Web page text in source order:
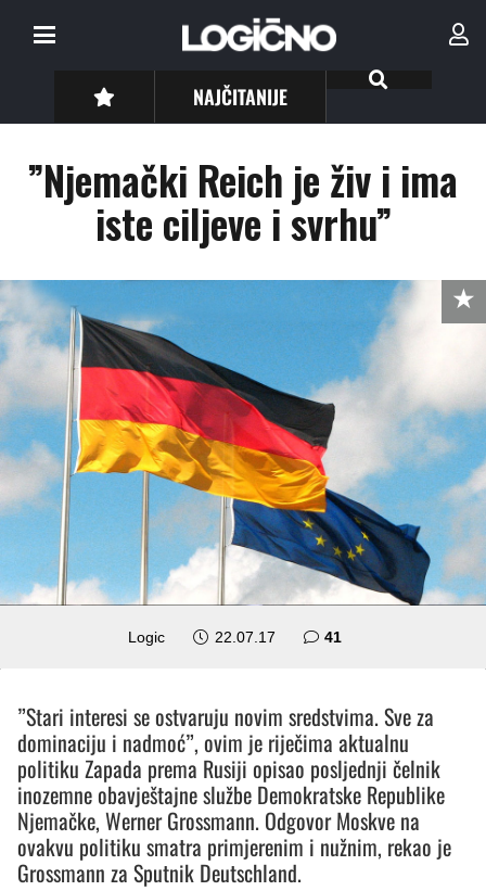
NAJČITANIJE
”Njemački Reich je živ i ima
iste ciljeve i svrhu”
Logic 22.07.17 41
”Stari interesi se ostvaruju novim sredstvima. Sve za
dominaciju i nadmoć”, ovim je riječima aktualnu
politiku Zapada prema Rusiji opisao posljednji čelnik
inozemne obavještajne službe Demokratske Republike
Njemačke, Werner Grossmann. Odgovor Moskve na
ovakvu politiku smatra primjerenim i nužnim, rekao je
Grossmann za Sputnik Deutschland.